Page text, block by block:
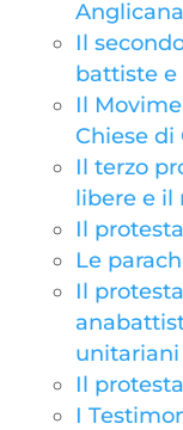
Anglicana
Il
battiste
Il
Chiese di
Il terzo
libere e il
Il
Le
Il
unitariani
Il
I